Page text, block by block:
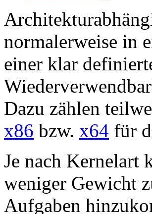
normalerweise in
einer klar
Dazu zählen
x86 bzw. x64 für
Je nach Kernelart
weniger Gewicht
Aufgaben